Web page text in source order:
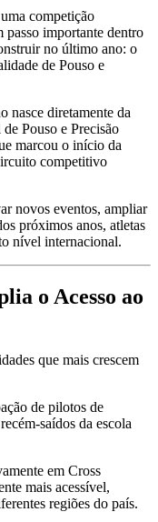
competição
passo importante dentro
no último ano: o
de Pouso e
nasce diretamente da
Pouso e Precisão
marcou o início da
competitivo
novos eventos, ampliar
próximos anos, atletas
nível internacional.
o Acesso ao
que mais crescem
de pilotos de
saídos da escola
em Cross
mais acessível,
regiões do país.